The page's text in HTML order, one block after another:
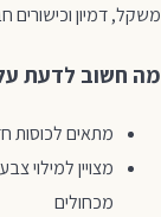
משקל, דמיון וכישורים
מה חשוב לדעת
מתאים לכוסות
מצויין למילוי
מכחולים